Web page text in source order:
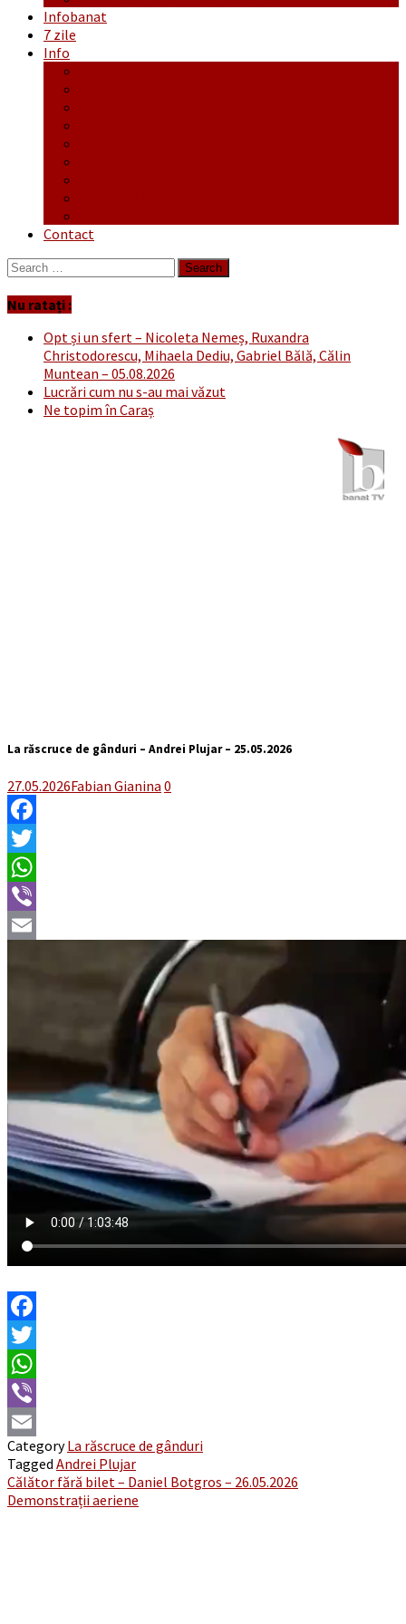
Infobanat
7 zile
Info
Contact
Search
Nu ratați :
Opt și un sfert – Nicoleta Nemeș, Ruxandra
Christodorescu, Mihaela Dediu, Gabriel Bălă, Călin
Muntean – 05.08.2026
Lucrări cum nu s-au mai văzut
Ne topim în Caraș
La răscruce de gânduri – Andrei Plujar – 25.05.2026
27.05.2026Fabian Gianina 0
Facebook
Twitter
WhatsApp
Viber
Facebook
Twitter
WhatsApp
Viber
Email
CategoryLa răscruce de gânduri
Tagged Andrei Plujar
Post
navigation
Călător fără bilet – Daniel Botgros – 26.05.2026
Demonstrații aeriene